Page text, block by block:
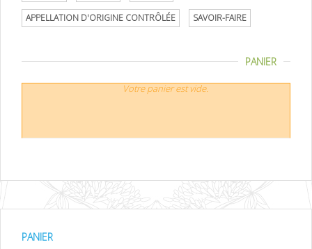
APPELLATION D'ORIGINE CONTRÔLÉE SAVOIR-FAIRE
PANIER
Votre panier est vide.
PANIER